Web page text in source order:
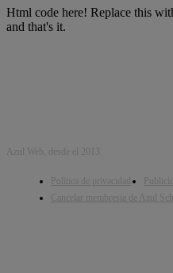
Html code here! Replace this
and that's it.
Azul Web, desde el 2013.
Política de privacidad
Cancelar membresia de Azul